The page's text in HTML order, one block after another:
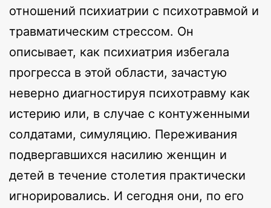
отношений психиатрии с психотравмой и
травматическим стрессом. Он
описывает, как психиатрия избегала
прогресса в этой области, зачастую
неверно диагностируя психотравму как
истерию или, в случае с контуженными
солдатами, симуляцию. Переживания
подвергавшихся насилию женщин и
детей в течение столетия практически
игнорировались. И сегодня они, по его